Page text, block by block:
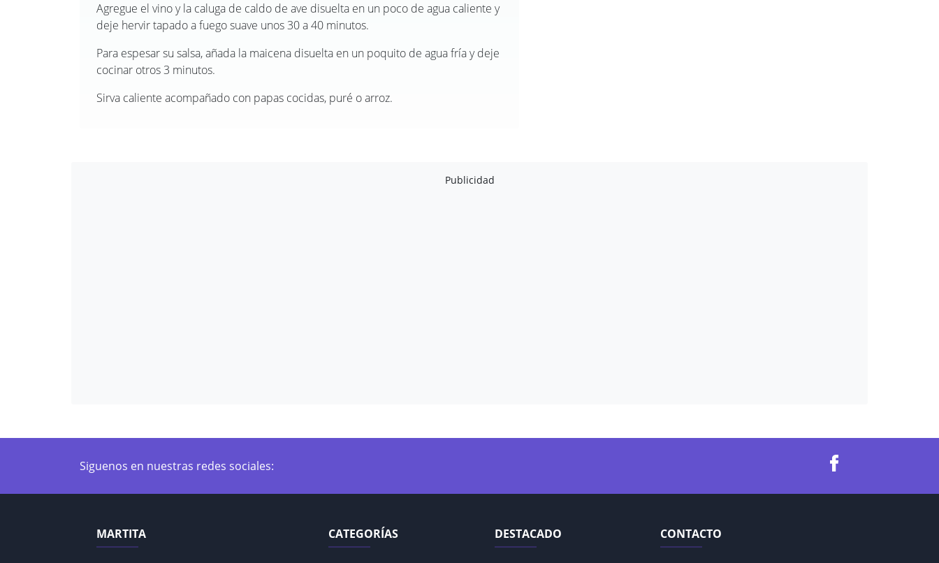
Agregue el vino y la caluga de caldo de ave disuelta en un poco de agua caliente y
deje hervir tapado a fuego suave unos 30 a 40 minutos.
Para espesar su salsa, añada la maicena disuelta en un poquito de agua fría y deje
cocinar otros 3 minutos.
Sirva caliente acompañado con papas cocidas, puré o arroz.
Publicidad
Siguenos en nuestras redes sociales:
MARTITA CATEGORÍAS DESTACADO CONTACTO